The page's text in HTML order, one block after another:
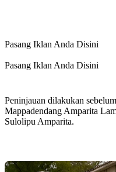
Pasang Iklan Anda Disini
Pasang Iklan Anda Disini
Peninjauan dilakukan
Mappadendang Amparita
Sulolipu Amparita.